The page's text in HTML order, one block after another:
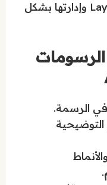
التنقل بين الطبقات Layers وإدارتها بشكل
الرسومات
في الرسمة.
التوضيحية
استخدام الكتل Blocks والأنماط